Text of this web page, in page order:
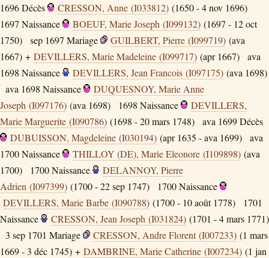
1696Décès CRESSON, Anne (I033812) (1650 - 4 nov 1696)
1697 Naissance BOEUF, Marie Joseph (I099132) (1697 - 12 oct
1750)
sep 1697 Mariage GUILBERT, Pierre (I099719) (ava
1667) + DEVILLERS, Marie Madeleine (I099717) (apr 1667)
ava
1698 Naissance DEVILLERS, Jean Francois (I097175) (ava 1698)
ava 1698 Naissance
DUQUESNOY, Marie Anne
Joseph (I097176) (ava 1698) 1698 Naissance
DEVILLERS,
Marie Marguerite (I090786) (1698 - 20 mars 1748) ava 1699Décès
DUBUISSON, Magdeleine (I030194) (apr 1635 - ava 1699)
ava
1700Naissance THILLOY (DE), Marie Eleonore (I109898) (ava
1700)
1700Naissance
DELANNOY, Pierre
Adrien (I097399) (1700 - 22 sep 1747) 1700Naissance
DEVILLERS, Marie Barbe (I090788) (1700 - 10 août 1778)
1701
Naissance
CRESSON, Jean Joseph (I031824) (1701 - 4 mars 1771)
3 sep 1701 Mariage CRESSON, Andre Florent (I007233) (1 mars
1669 - 3 déc 1745) + DAMBRINE, Marie Catherine (I007234) (1 jan